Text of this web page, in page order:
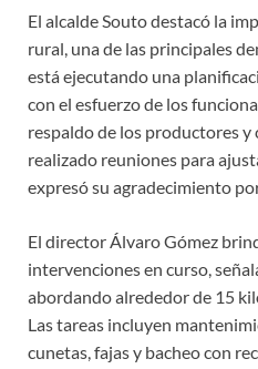
El alcalde Souto destacó la
rural, una de las principales
está ejecutando una
con el esfuerzo de los
respaldo de los productores y
realizado reuniones para
expresó su agradecimiento
El director Álvaro Gómez
intervenciones en curso,
abordando alrededor de 15
Las tareas incluyen
cunetas, fajas y bacheo con